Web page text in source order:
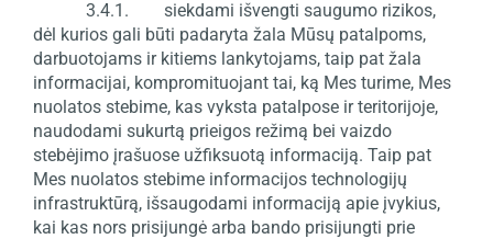
3.4.1. siekdami išvengti saugumo rizikos,
dėl kurios gali būti padaryta žala Mūsų patalpoms,
darbuotojams ir kitiems lankytojams, taip pat žala
informacijai, kompromituojant tai, ką Mes turime, Mes
nuolatos stebime, kas vyksta patalpose ir teritorijoje,
naudodami sukurtą prieigos režimą bei vaizdo
stebėjimo įrašuose užfiksuotą informaciją. Taip pat
Mes nuolatos stebime informacijos technologijų
infrastruktūrą, išsaugodami informaciją apie įvykius,
kai kas nors prisijungė arba bando prisijungti prie